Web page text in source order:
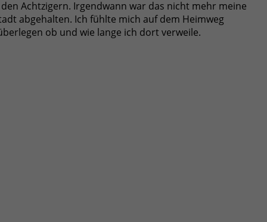
Achtzigern. Irgendwann war das nicht mehr meine
abgehalten. Ich fühlte mich auf dem Heimweg
ob und wie lange ich dort verweile.